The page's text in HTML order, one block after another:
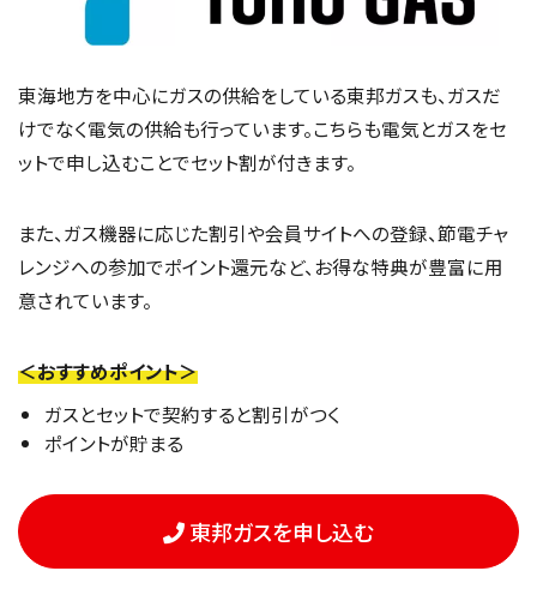
東海地方を中心にガスの供給をしている東邦ガスも、ガスだ
けでなく電気の供給も行っています。こちらも電気とガスをセ
ットで申し込むことでセット割が付きます。
また、ガス機器に応じた割引や会員サイトへの登録、節電チャ
レンジへの参加でポイント還元など、お得な特典が豊富に用
意されています。
＜おすすめポイント＞
ガスとセットで契約すると割引がつく
ポイントが貯まる
東邦ガスを申し込む